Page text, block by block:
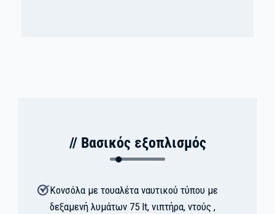
// Βασικός εξοπλισμός
Κονσόλα με τουαλέτα ναυτικού τύπου με
δεξαμενή λυμάτων 75 lt, νιπτήρα, ντούς ,